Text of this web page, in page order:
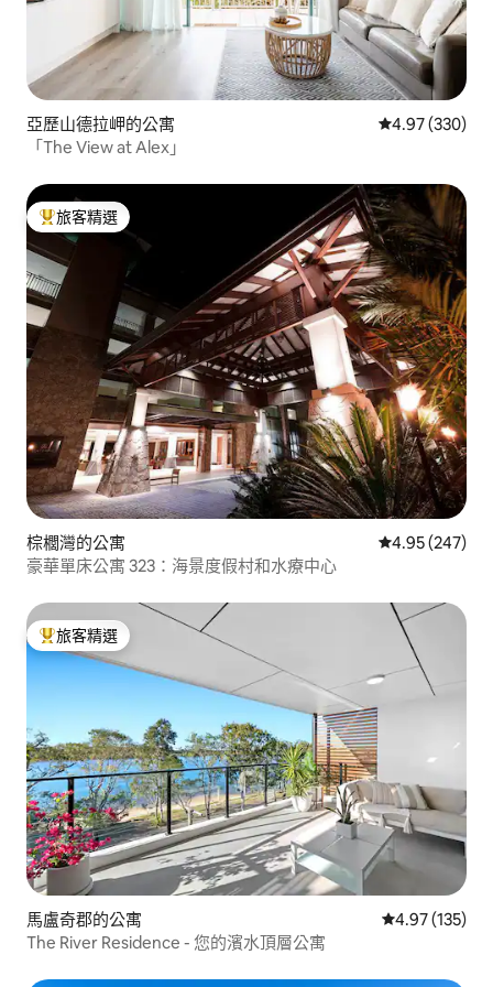
亞歷山德拉岬的公寓 從 330 則評價
4.97 (330)
「The View at Alex」
旅客精選榜首
旅客精選
棕櫚灣的公寓 從 247 則評價
4.95 (247)
豪華單床公寓 323：海景度假村和水療中心
旅客精選榜首
旅客精選
馬盧奇郡的公寓 從 135 則評價
4.97 (135)
The River Residence - 您的濱水頂層公寓